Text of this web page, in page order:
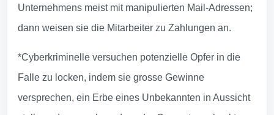
Unternehmens meist mit manipulierten Mail-Adressen;
dann weisen sie die Mitarbeiter zu Zahlungen an.
*Cyberkriminelle versuchen potenzielle Opfer in die
Falle zu locken, indem sie grosse Gewinne
versprechen, ein Erbe eines Unbekannten in Aussicht